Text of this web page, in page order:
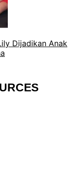
Dijadikan Anak